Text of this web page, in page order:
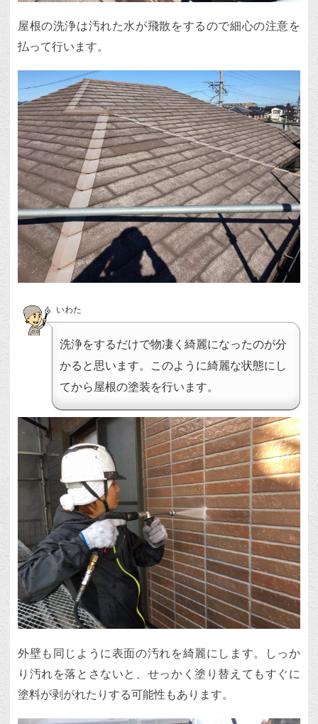
屋根の洗浄は汚れた水が飛散をするので細心の注意を
払って行います。
いわた
洗浄をするだけで物凄く綺麗になったのが分
かると思います。このように綺麗な状態にし
てから屋根の塗装を行います。
外壁も同じように表面の汚れを綺麗にします。しっか
り汚れを落とさないと、せっかく塗り替えてもすぐに
塗料が剥がれたりする可能性もあります。